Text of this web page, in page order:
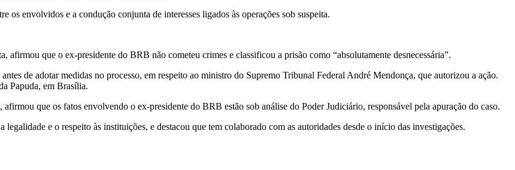
os envolvidos e a condução conjunta de interesses ligados às operações sob suspeita.
afirmou que o ex-presidente do BRB não cometeu crimes e classificou a prisão como “absolutamente desnecessária”.
de adotar medidas no processo, em respeito ao ministro do Supremo Tribunal Federal André Mendonça, que autorizou a ação.
Papuda, em Brasília.
que os fatos envolvendo o ex-presidente do BRB estão sob análise do Poder Judiciário, responsável pela apuração do caso.
e o respeito às instituições, e destacou que tem colaborado com as autoridades desde o início das investigações.